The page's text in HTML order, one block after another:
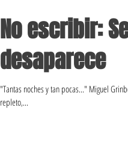
No escribir:
desaparece
"Tantas noches y tan pocas..." Miguel
repleto,...